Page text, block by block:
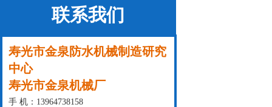
联系我们
寿光市金泉防水机械制造研究
中心
寿光市金泉机械厂
手 机：13964738158